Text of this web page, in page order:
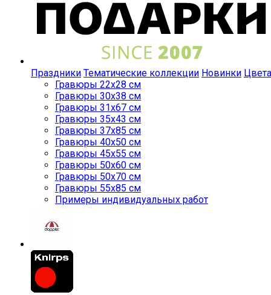
Праздники Тематические коллекции Новинки Цвета
Гравюры 22x28 см
Гравюры 30x38 см
Гравюры 31x67 см
Гравюры 35x43 см
Гравюры 37x85 см
Гравюры 40x50 см
Гравюры 45x55 см
Гравюры 50x60 см
Гравюры 50x70 см
Гравюры 55x85 см
Примеры индивидуальных работ